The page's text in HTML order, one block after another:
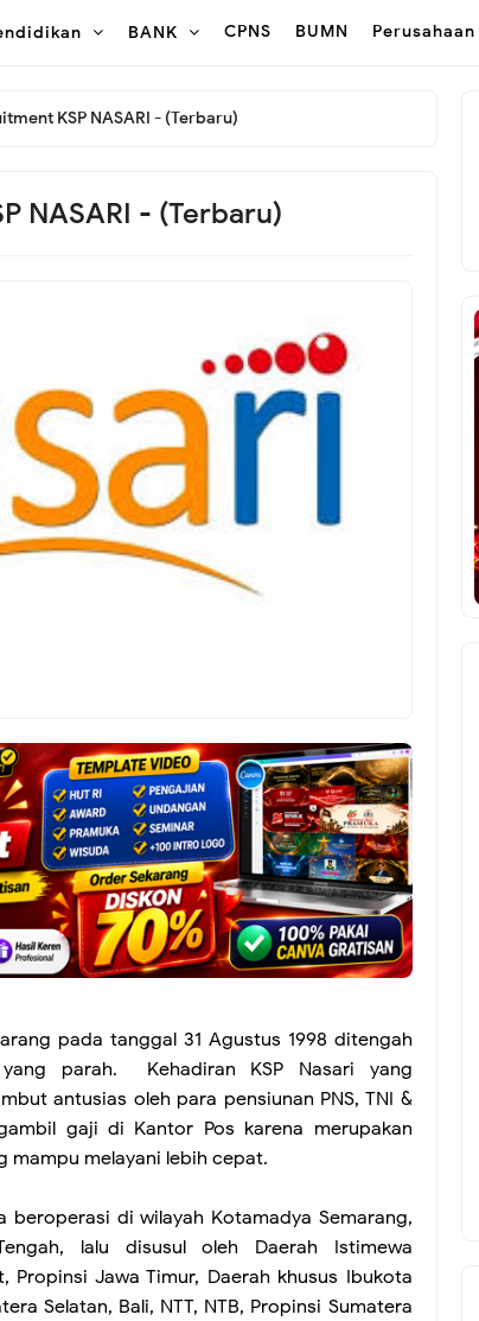
BANK CPNS BUMN Perusahaan
KSP NASARI - (Terbaru)
NASARI - (Terbaru)
pada tanggal 31 Agustus 1998 ditengah
parah. Kehadiran KSP Nasari yang
antusias oleh para pensiunan PNS, TNI &
gaji di Kantor Pos karena merupakan
mampu melayani lebih cepat.
beroperasi di wilayah Kotamadya Semarang,
lalu disusul oleh Daerah Istimewa
Propinsi Jawa Timur, Daerah khusus Ibukota
Selatan, Bali, NTT, NTB, Propinsi Sumatera